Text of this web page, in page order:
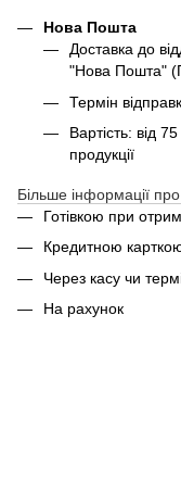
Нова Пошта
Доставка до
"Нова Пошта"
Термін
Вартість: від
продукції
Більше інформації
Готівкою при
Кредитною
Через касу чи
На рахунок